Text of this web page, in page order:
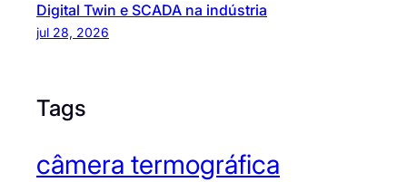
Digital Twin e SCADA na indústria
jul 28, 2026
Tags
câmera termográfica